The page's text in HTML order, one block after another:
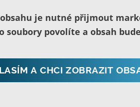
je nutné přijmout
povolíte a obsah
A CHCI ZOBRAZIT